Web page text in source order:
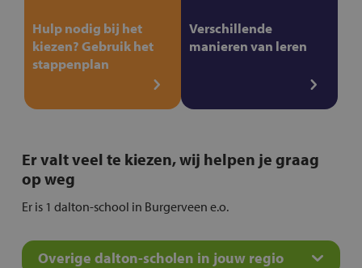
Hulp nodig bij het
kiezen? Gebruik het
stappenplan
Verschillende
manieren van leren
Er valt veel te kiezen, wij helpen je graag
op weg
Er is 1 dalton-school in Burgerveen e.o.
Overige dalton-scholen in jouw regio